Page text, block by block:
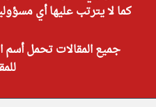
كما لا يترتب عليها أي
جميع المقالات تحمل أسم